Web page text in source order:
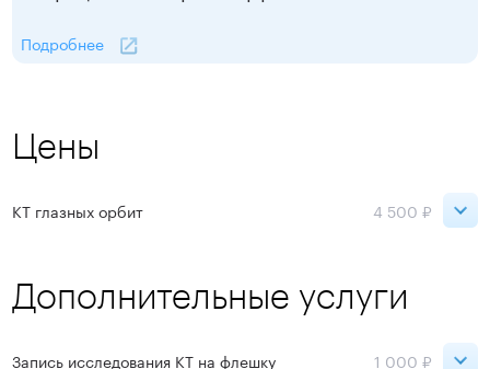
Подробнее
Цены
КТ глазных орбит 4 500 ₽
Дополнительные услуги
Запись исследования КТ на флешку 1 000 ₽